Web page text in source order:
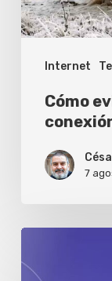
Internet
conexión
de
Starlink
Cómo
7
abre